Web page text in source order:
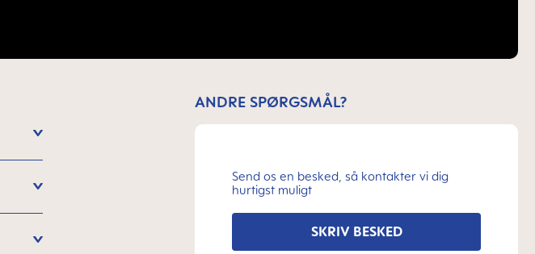
ANDRE SPØRGSMÅL?
Send os en besked, så kontakter vi dig
hurtigst muligt
SKRIV BESKED